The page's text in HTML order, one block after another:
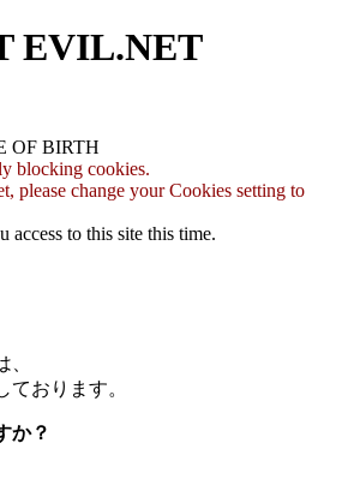
EVIL.NET
OF BIRTH
blocking cookies.
please change your Cookies setting to
access to this site this time.
ております。
か？